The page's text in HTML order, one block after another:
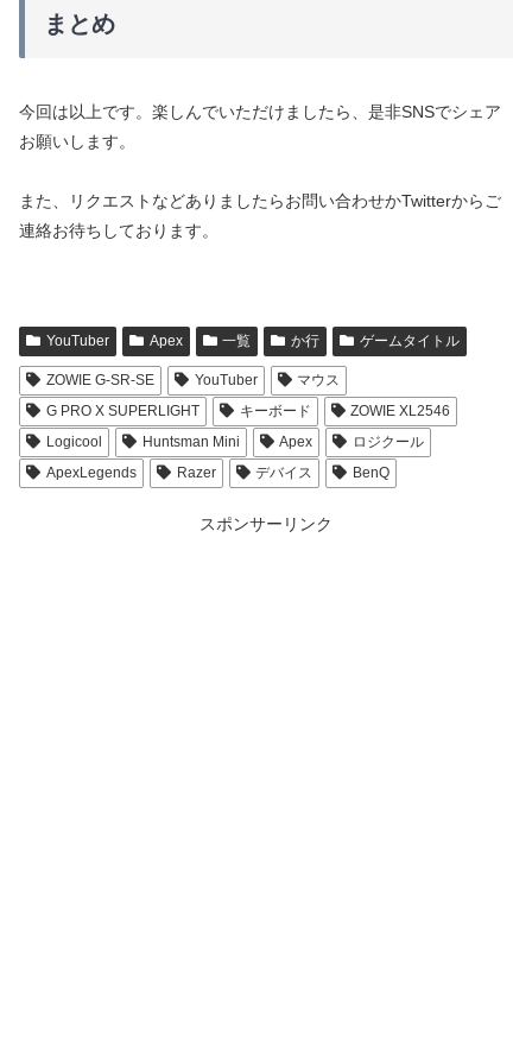
まとめ
今回は以上です。楽しんでいただけましたら、是非SNSでシェア
お願いします。
また、リクエストなどありましたらお問い合わせかTwitterからご
連絡お待ちしております。
YouTuber Apex 一覧 か行 ゲームタイトル
ZOWIE G-SR-SE YouTuber
マウス
G PRO X SUPERLIGHT
キーボード
ZOWIE XL2546
Logicool
Huntsman Mini Apex
ロジクール
ApexLegends
Razer デバイス BenQ
スポンサーリンク